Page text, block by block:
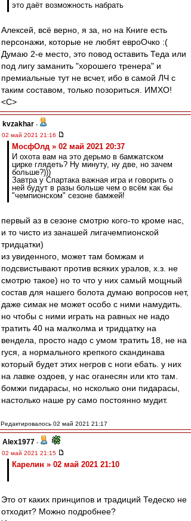
это даёт возможность набрать
Алексей, всё верно, я за, но на Книге есть
персонажи, которые не любят евроОчко :(
Думаю 2-е место, это повод оставить Теда или
под лигу заманить "хорошего тренера" и
премиальные тут не всчет, ибо в самой ЛЧ с
таким составом, только позориться. ИМХО!
<C>
kvzakhar -
02 май 2021 21:16
МосфОлд » 02 май 2021 20:37
И охота вам на это дерьмо в бамжатском
цирке глядеть? Ну минуту, ну две, но зачем
больше?)))
Завтра у Спартака важная игра и говорить о
ней будут в разы больше чем о всём как бы
"чемпионском" сезоне бамжей!
первый аз в сезоне смотрю кого-то кроме нас,
и то чисто из занашей лигачемпионской
тридцатки)
из увиденного, может там бомжам и
подсвистывают против всяких уралов, х.з. не
смотрю такое) но то что у них самый мощный
состав для нашего болота думаю вопросов нет,
даже симак не может особо с ними намудить.
но чтобы с ними играть на равных не надо
тратить 40 на малколма и тридцатку на
вендела, просто надо с умом тратить 18, не на
гуся, а нормального крепкого скандинава
который будет этих негров с ноги ебать. у них
на лавке оздоев, у нас оганесян или кто там.
бомжи пидарасы, но нсколько они пидарасы,
настолько наше ру само постоянно мудит.
Редактировалось 02 май 2021 21:17
Alex1977 -
02 май 2021 21:15
Карелин » 02 май 2021 21:10
Это от каких принципов и традиций Тедеско не
отходит? Можно подробнее?